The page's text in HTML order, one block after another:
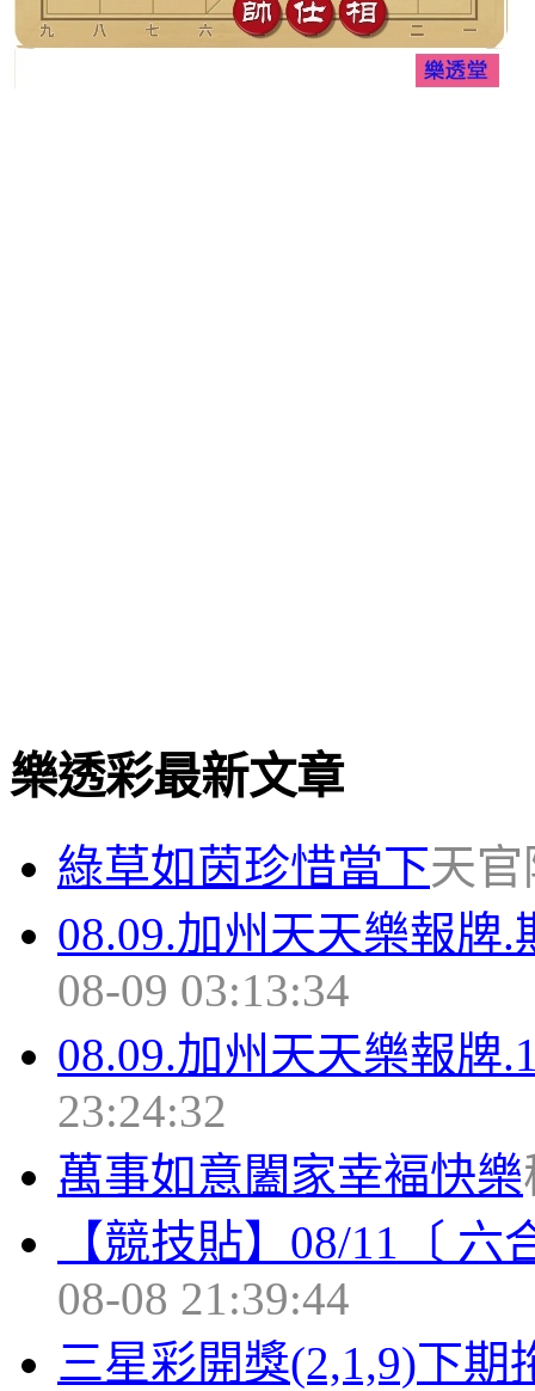
樂透彩最新文章
綠草如茵珍惜當下天官
08.09.加州天天樂報牌.
08-09 03:13:34
08.09.加州天天樂報牌
23:24:32
萬事如意闔家幸褔快樂
【競技貼】08/11〔
08-08 21:39:44
三星彩開獎(2,1,9)下期